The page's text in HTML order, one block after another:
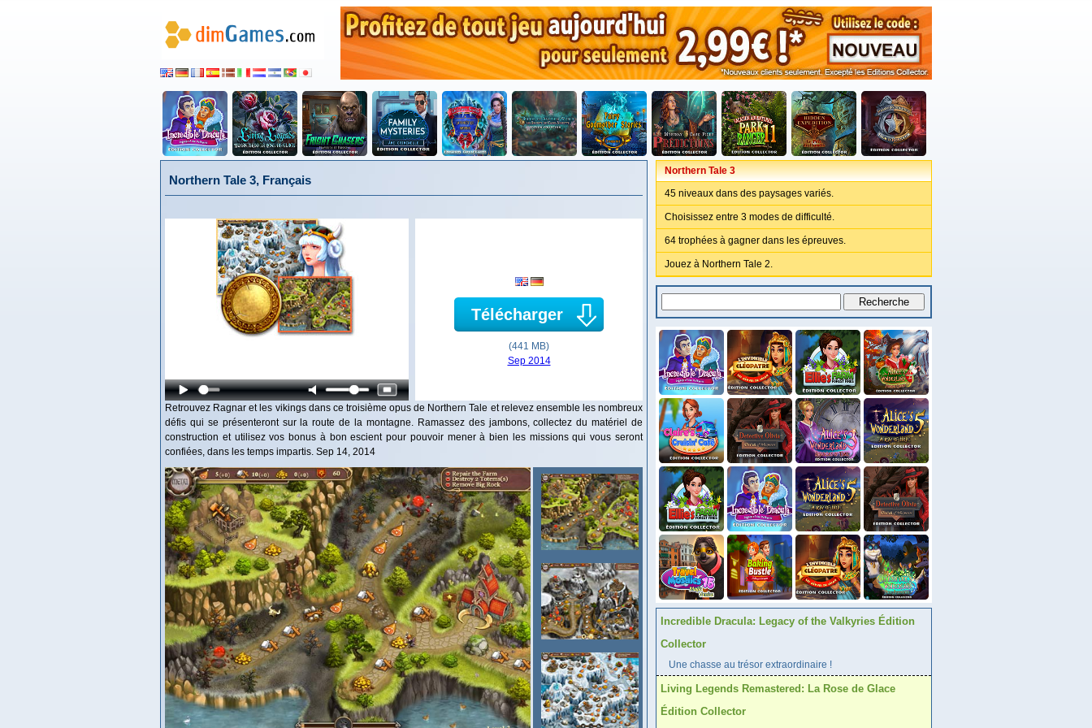
Northern Tale 3, Français
Télécharger
(441 MB)
Sep 2014
Retrouvez Ragnar et les vikings dans ce troisième opus de Northern Tale et relevez ensemble les nombreux
défis qui se présenteront sur la route de la montagne. Ramassez des jambons, collectez du matériel de
construction et utilisez vos bonus à bon escient pour pouvoir mener à bien les missions qui vous seront
confiées, dans les temps impartis. Sep 14, 2014
Northern Tale 3
45 niveaux dans des paysages variés.
Choisissez entre 3 modes de difficulté.
64 trophées à gagner dans les épreuves.
Jouez à Northern Tale 2.
Incredible Dracula: Legacy of the Valkyries Édition
Collector
Une chasse au trésor extraordinaire !
Living Legends Remastered: La Rose de Glace
Édition Collector